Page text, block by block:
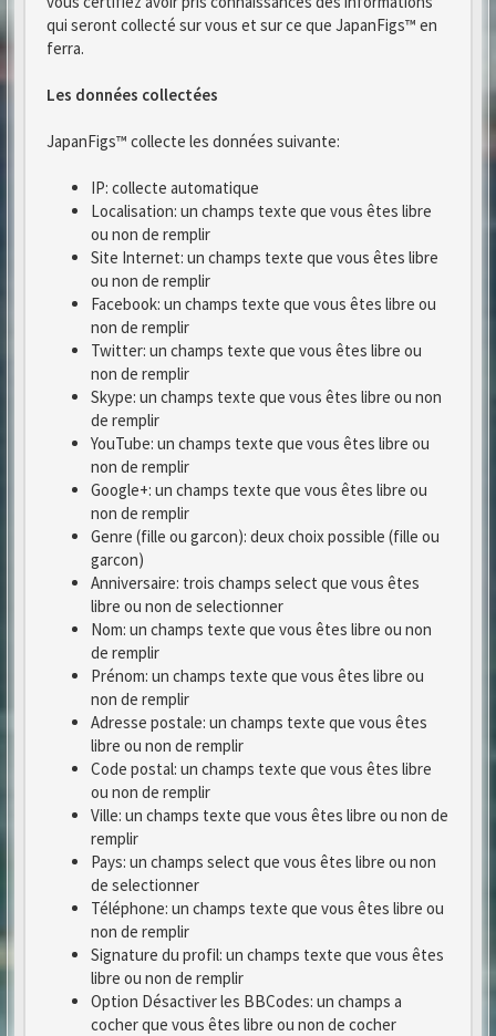
qui seront collecté sur vous et sur ce que JapanFigs™ en
ferra.
Les données collectées
JapanFigs™ collecte les données suivante:
IP: collecte automatique
Localisation: un champs texte que vous êtes libre
ou non de remplir
Site Internet: un champs texte que vous êtes libre
ou non de remplir
Facebook: un champs texte que vous êtes libre ou
non de remplir
Twitter: un champs texte que vous êtes libre ou
non de remplir
Skype: un champs texte que vous êtes libre ou non
de remplir
YouTube: un champs texte que vous êtes libre ou
non de remplir
Google+: un champs texte que vous êtes libre ou
non de remplir
Genre (fille ou garcon): deux choix possible (fille ou
garcon)
Anniversaire: trois champs select que vous êtes
libre ou non de selectionner
Nom: un champs texte que vous êtes libre ou non
de remplir
Prénom: un champs texte que vous êtes libre ou
non de remplir
Adresse postale: un champs texte que vous êtes
libre ou non de remplir
Code postal: un champs texte que vous êtes libre
ou non de remplir
Ville: un champs texte que vous êtes libre ou non de
remplir
Pays: un champs select que vous êtes libre ou non
de selectionner
Téléphone: un champs texte que vous êtes libre ou
non de remplir
Signature du profil: un champs texte que vous êtes
libre ou non de remplir
Option Désactiver les BBCodes: un champs a
cocher que vous êtes libre ou non de cocher